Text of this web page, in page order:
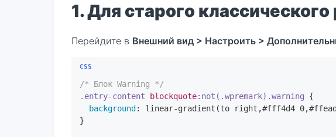
1. Для старого
Перейдите в Внешний вид > Настроить >
/* Блок Warning */
.entry-content
blockquote:not(.wpremark).warning {
background : linear-gradient (to right,#fff4d4
}